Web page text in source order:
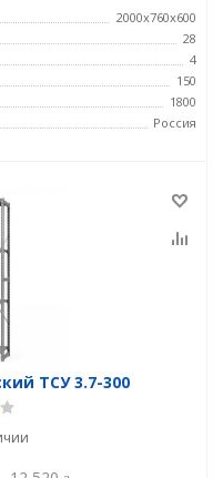
2000х760х600
28
4
150
1800
Россия
ТСУ 3.7-300